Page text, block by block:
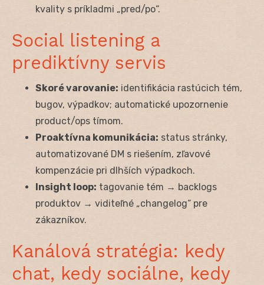
kvality s príkladmi „pred/po“.
Social listening a
prediktívny servis
Skoré varovanie: identifikácia rastúcich tém,
bugov, výpadkov; automatické upozornenie
product/ops tímom.
Proaktívna komunikácia: status stránky,
automatizované DM s riešením, zľavové
kompenzácie pri dlhších výpadkoch.
Insight loop: tagovanie tém → backlogs
produktov → viditeľné „changelog“ pre
zákazníkov.
Kanálová stratégia: kedy
chat, kedy sociálne, kedy